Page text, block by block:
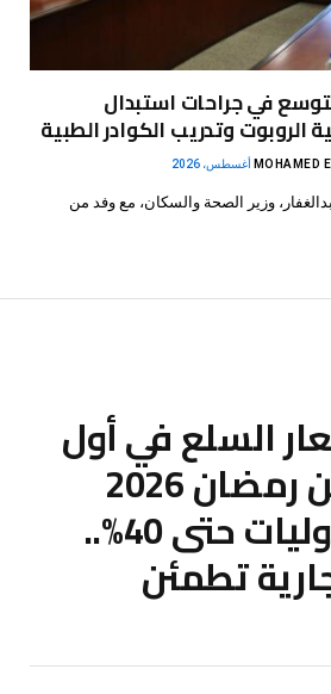
في جراحات استبدال
الروبوت وتدريب الكوادر الطبية
MOHAMED
وزير الصحة والسكان، مع وفد من
السلع في أول
أسبوعين من رمضان 2026
وتراجع البقوليات حتى 40%..
تطمئن